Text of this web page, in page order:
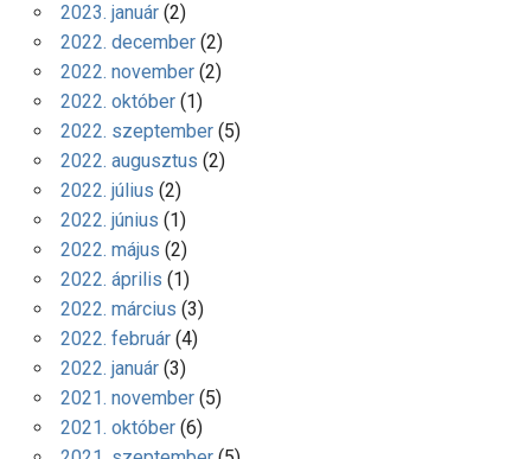
2023. január(2)
2022. december(2)
2022. november(2)
2022. október(1)
2022. szeptember(5)
2022. augusztus (2)
2022. július (2)
2022. június (1)
2022. május (2)
2022. április (1)
2022. március (3)
2022. február(4)
2022. január(3)
2021. november(5)
2021. október(6)